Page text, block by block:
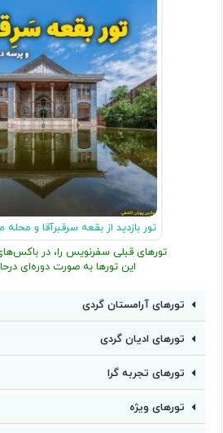
تور بازدید از بقعه سرقبرآقا و محله
تورهای قبلی سفرنویس را، در
این تورها به صورت دوره‌ای
تورهای آرامستان گردی
تورهای ادیان گردی
تورهای تجربه گرا
تورهای ویژه